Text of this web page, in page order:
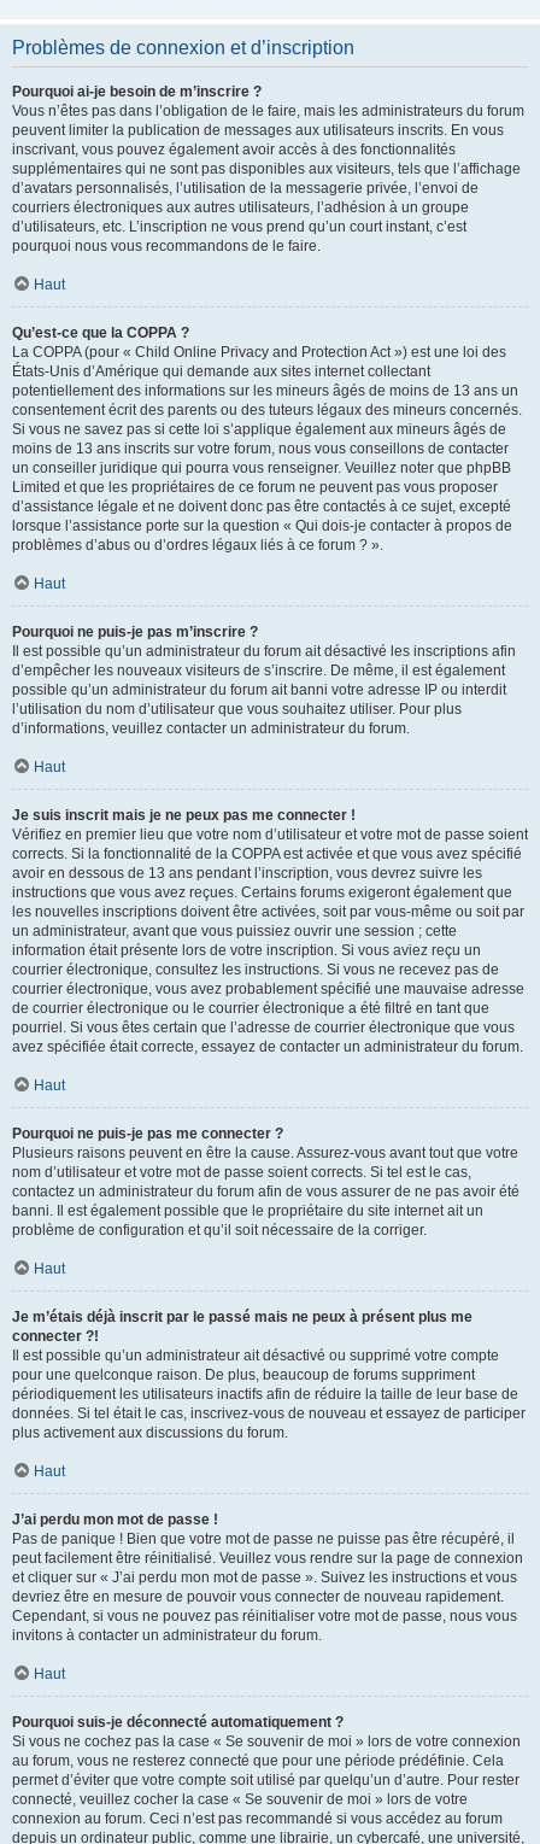
Problèmes de connexion et d’inscription
Pourquoi ai-je besoin de m’inscrire ?
Vous n’êtes pas dans l’obligation de le faire, mais les administrateurs du forum
peuvent limiter la publication de messages aux utilisateurs inscrits. En vous
inscrivant, vous pouvez également avoir accès à des fonctionnalités
supplémentaires qui ne sont pas disponibles aux visiteurs, tels que l’affichage
d’avatars personnalisés, l’utilisation de la messagerie privée, l’envoi de
courriers électroniques aux autres utilisateurs, l’adhésion à un groupe
d’utilisateurs, etc. L’inscription ne vous prend qu’un court instant, c’est
pourquoi nous vous recommandons de le faire.
Haut
Qu’est-ce que la COPPA ?
La COPPA (pour « Child Online Privacy and Protection Act ») est une loi des
États-Unis d’Amérique qui demande aux sites internet collectant
potentiellement des informations sur les mineurs âgés de moins de 13 ans un
consentement écrit des parents ou des tuteurs légaux des mineurs concernés.
Si vous ne savez pas si cette loi s’applique également aux mineurs âgés de
moins de 13 ans inscrits sur votre forum, nous vous conseillons de contacter
un conseiller juridique qui pourra vous renseigner. Veuillez noter que phpBB
Limited et que les propriétaires de ce forum ne peuvent pas vous proposer
d’assistance légale et ne doivent donc pas être contactés à ce sujet, excepté
lorsque l’assistance porte sur la question « Qui dois-je contacter à propos de
problèmes d’abus ou d’ordres légaux liés à ce forum ? ».
Haut
Pourquoi ne puis-je pas m’inscrire ?
Il est possible qu’un administrateur du forum ait désactivé les inscriptions afin
d’empêcher les nouveaux visiteurs de s’inscrire. De même, il est également
possible qu’un administrateur du forum ait banni votre adresse IP ou interdit
l’utilisation du nom d’utilisateur que vous souhaitez utiliser. Pour plus
d’informations, veuillez contacter un administrateur du forum.
Haut
Je suis inscrit mais je ne peux pas me connecter !
Vérifiez en premier lieu que votre nom d’utilisateur et votre mot de passe soient
corrects. Si la fonctionnalité de la COPPA est activée et que vous avez spécifié
avoir en dessous de 13 ans pendant l’inscription, vous devrez suivre les
instructions que vous avez reçues. Certains forums exigeront également que
les nouvelles inscriptions doivent être activées, soit par vous-même ou soit par
un administrateur, avant que vous puissiez ouvrir une session ; cette
information était présente lors de votre inscription. Si vous aviez reçu un
courrier électronique, consultez les instructions. Si vous ne recevez pas de
courrier électronique, vous avez probablement spécifié une mauvaise adresse
de courrier électronique ou le courrier électronique a été filtré en tant que
pourriel. Si vous êtes certain que l’adresse de courrier électronique que vous
avez spécifiée était correcte, essayez de contacter un administrateur du forum.
Haut
Pourquoi ne puis-je pas me connecter ?
Plusieurs raisons peuvent en être la cause. Assurez-vous avant tout que votre
nom d’utilisateur et votre mot de passe soient corrects. Si tel est le cas,
contactez un administrateur du forum afin de vous assurer de ne pas avoir été
banni. Il est également possible que le propriétaire du site internet ait un
problème de configuration et qu’il soit nécessaire de la corriger.
Haut
Je m’étais déjà inscrit par le passé mais ne peux à présent plus me
connecter ?!
Il est possible qu’un administrateur ait désactivé ou supprimé votre compte
pour une quelconque raison. De plus, beaucoup de forums suppriment
périodiquement les utilisateurs inactifs afin de réduire la taille de leur base de
données. Si tel était le cas, inscrivez-vous de nouveau et essayez de participer
plus activement aux discussions du forum.
Haut
J’ai perdu mon mot de passe !
Pas de panique ! Bien que votre mot de passe ne puisse pas être récupéré, il
peut facilement être réinitialisé. Veuillez vous rendre sur la page de connexion
et cliquer sur « J’ai perdu mon mot de passe ». Suivez les instructions et vous
devriez être en mesure de pouvoir vous connecter de nouveau rapidement.
Cependant, si vous ne pouvez pas réinitialiser votre mot de passe, nous vous
invitons à contacter un administrateur du forum.
Haut
Pourquoi suis-je déconnecté automatiquement ?
Si vous ne cochez pas la case « Se souvenir de moi » lors de votre connexion
au forum, vous ne resterez connecté que pour une période prédéfinie. Cela
permet d’éviter que votre compte soit utilisé par quelqu’un d’autre. Pour rester
connecté, veuillez cocher la case « Se souvenir de moi » lors de votre
connexion au forum. Ceci n’est pas recommandé si vous accédez au forum
depuis un ordinateur public, comme une librairie, un cybercafé, une université,